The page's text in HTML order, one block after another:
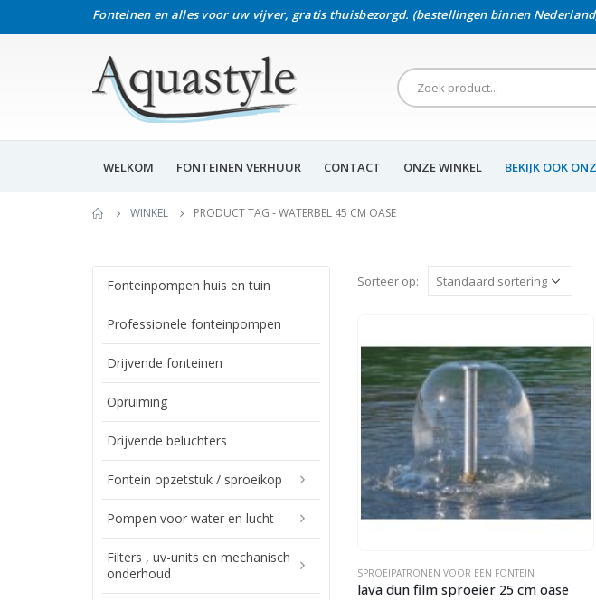
Fonteinen en alles voor uw vijver, gratis thuisbezorgd. (bestellingen binnen
WELKOM FONTEINEN VERHUUR CONTACT ONZE WINKEL BEKIJK OOK
WINKEL PRODUCT TAG -WATERBEL 45 CM OASE
Sorteer op:
SPROEIPATRONEN VOOR EEN FONTEIN
lava dun film sproeier 25 cm oase
Fonteinpompen huis en tuin
Professionele fonteinpompen
Drijvende fonteinen
Opruiming
Drijvende beluchters
Fontein opzetstuk / sproeikop
Pompen voor water en lucht
Filters , uv-units en mechanisch
onderhoud